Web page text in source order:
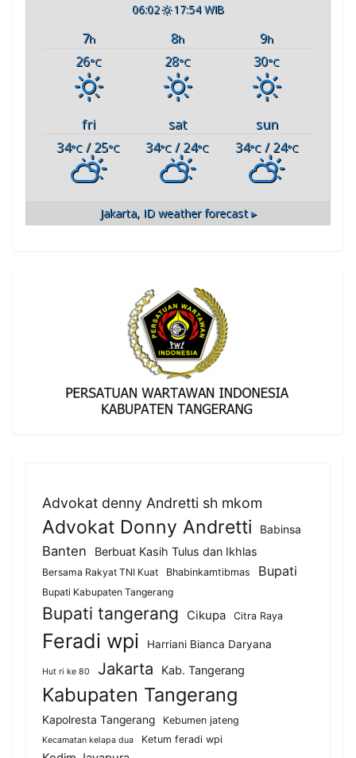
06:02 17:54 WIB
7h 8h 9h
26°C 28°C 30°C
fri sat
sun
34°C / 25°C 34°C / 24°C 34°C/ 24°C
Jakarta, IDweather forecast ▸
Advokat denny Andretti sh mkom
Advokat Donny Andretti Babinsa
Banten Berbuat Kasih Tulus dan Ikhlas
Bersama Rakyat TNI Kuat Bhabinkamtibmas Bupati
Bupati Kabupaten Tangerang
Bupati tangerang Cikupa Citra Raya
Feradi wpi Harriani Bianca Daryana
Hut ri ke 80 Jakarta Kab. Tangerang
Kabupaten Tangerang
Kapolresta Tangerang Kebumen jateng
Kecamatan kelapa dua Ketum feradi wpi